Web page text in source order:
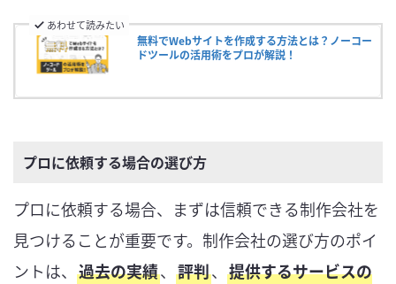
あわせて読みたい
無料でWebサイトを作成する方法とは？ノーコー
ドツールの活用術をプロが解説！
プロに依頼する場合の選び方
プロに依頼する場合、まずは信頼できる制作会社を
見つけることが重要です。制作会社の選び方のポイ
ントは、 過去の実績、 評判、 提供するサービスの